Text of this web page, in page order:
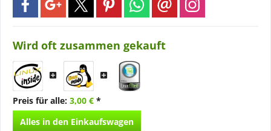
Wird oft zusammen gekauft
Preis für alle: 3,00 € *
Alles in den Einkaufswagen